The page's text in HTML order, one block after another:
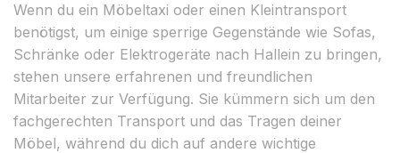
Wenn du ein Möbeltaxi oder einen Kleintransport
benötigst, um einige sperrige Gegenstände wie Sofas,
Schränke oder Elektrogeräte nach Hallein zu bringen,
stehen unsere erfahrenen und freundlichen
Mitarbeiter zur Verfügung. Sie kümmern sich um den
fachgerechten Transport und das Tragen deiner
Möbel, während du dich auf andere wichtige